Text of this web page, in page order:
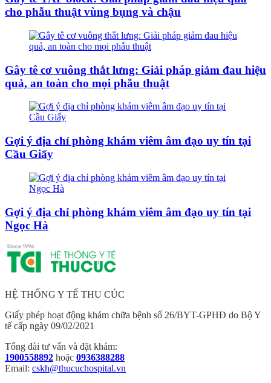
cho phẫu thuật vùng bụng và chậu
Gây tê cơ vuông thắt lưng: Giải pháp giảm đau hiệu
quả, an toàn cho mọi phẫu thuật
Gợi ý địa chỉ phòng khám viêm âm đạo uy tín tại
Cầu Giấy
Gợi ý địa chỉ phòng khám viêm âm đạo uy tín tại
Ngọc Hà
HỆ THỐNG Y TẾ THU CÚC
Giấy phép hoạt động khám chữa bệnh số 26/BYT-GPHĐ do Bộ Y
tế cấp ngày 09/02/2021
Tổng đài tư vấn và đặt khám:
1900558892 hoặc 0936388288
Email: cskh@thucuchospital.vn